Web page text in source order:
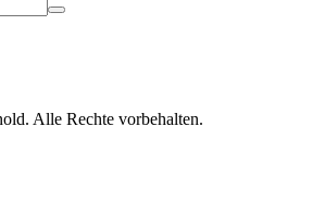
Alle Rechte vorbehalten.